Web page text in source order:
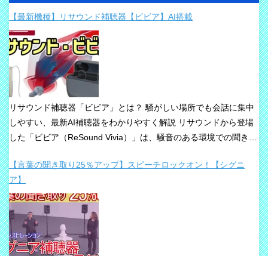
【最新機種】リサウンド補聴器【ビビア】AI搭載
リサウンド補聴器「ビビア」とは？ 騒がしい場所でも会話に集中
しやすい、最新AI補聴器をわかりやすく解説 リサウンドから登場
した「ビビア（ReSound Vivia）」は、騒音のある環境での聞き取
「騒音下でも鮮やかな聞き取り」、「世界最小AI補聴器」、
「Auracast標準搭載」が主な特長です。 ビビアが目指している
のは、単純な増幅だけではありません。 周囲の音の中から、聞き
たい声に意識を向けやすくすること、そして自然な聞こえ方をで
きるだけ保ちながら会話を楽にすることが、このシリーズの重要
な考え方です。 ビビアの中核は【IA】という考え方 ビビアで
【言葉の聞き取り25％アップ】スピーチロックオン！【シグニ
ア】